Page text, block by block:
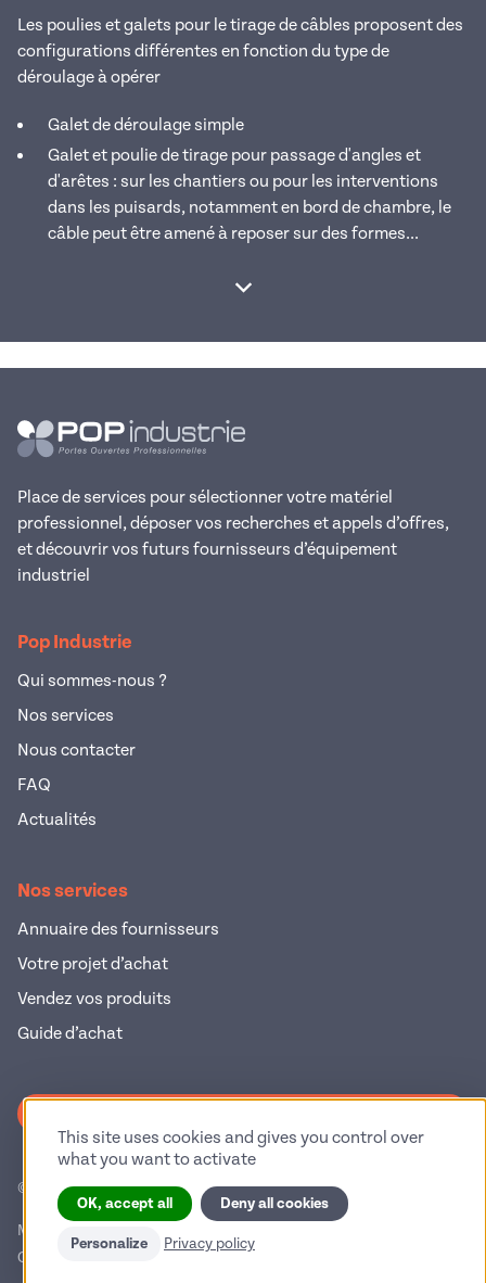
Les poulies et galets pour le tirage de câbles proposent des
configurations différentes en fonction du type de
déroulage à opérer
Galet de déroulage simple
Galet et poulie de tirage pour passage d'angles et
d'arêtes : sur les chantiers ou pour les interventions
dans les puisards, notamment en bord de chambre, le
câble peut être amené à reposer sur des formes...
Afficher la suite
Place de services pour sélectionner votre matériel
professionnel, déposer vos recherches et appels d’offres,
et découvrir vos futurs fournisseurs d’équipement
industriel
Pop Industrie
Qui sommes-nous ?
Nos services
Nous contacter
FAQ
Actualités
Nos services
Annuaire des fournisseurs
Votre projet d’achat
Vendez vos produits
Guide d’achat
© 2026 Pop Industrie – Tous droits réservés
Mentions légales
Conditions générales d'utilisation
This site uses cookies and gives you control over
what you want to activate
OK, accept all Deny all cookies
Personalize Privacy policy